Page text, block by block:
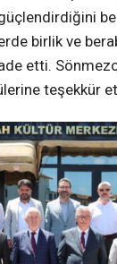
birlik ve
etti.
teşekkür